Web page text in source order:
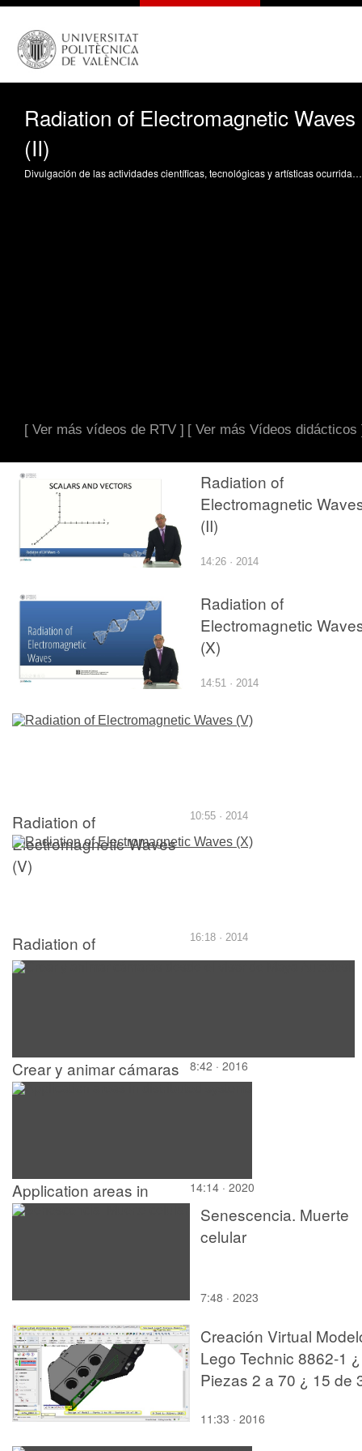
Radiation of Electromagnetic Waves
(II)
Divulgación de las actividades científicas, tecnológicas y artísticas ocurridas en los tres campus de la UPV
[ Ver más vídeos de RTV ] [ Ver más Vídeos didácticos
Radiation of
Electromagnetic
(II)
14:26 · 2014
Radiation of
Electromagnetic
(X)
14:51 · 2014
Radiation of
Electromagnetic Waves
(V)
10:55 · 2014
Radiation of
Electromagnetic Waves
16:18 · 2014
Crear y animar cámaras
desde el visor de Maya
8:42 · 2016
Application areas in
distributed systems
14:14 · 2020
Senescencia. Muerte
celular
7:48 · 2023
Creación Virtual
Lego Technic 8862-1 ¿
Piezas 2 a 70 ¿ 15 de
11:33 · 2016